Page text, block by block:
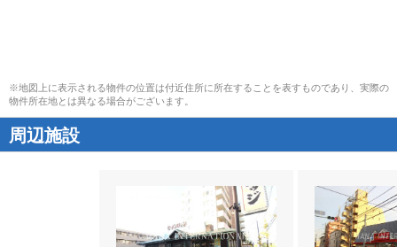
※地図上に表示される物件の位置は付近住所に所在することを表すものであり、実際の
物件所在地とは異なる場合がございます。
周辺施設